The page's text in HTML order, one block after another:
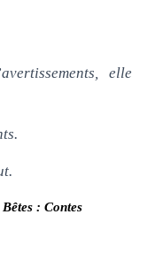
elle
: Contes